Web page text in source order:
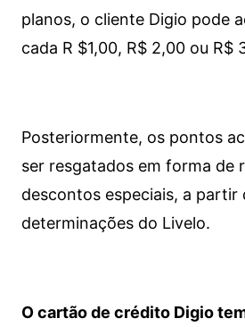
planos, o cliente Digio pode
cada R $1,00, R$ 2,00 ou R$
Posteriormente, os pontos
ser resgatados em forma de
descontos especiais, a partir
determinações do Livelo.
O cartão de crédito Digio